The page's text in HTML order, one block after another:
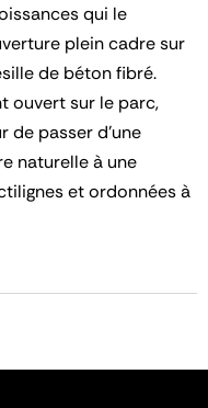
qui le
plein cadre sur
de béton fibré.
ouvert sur le parc,
de passer d’une
naturelle à une
et ordonnées à